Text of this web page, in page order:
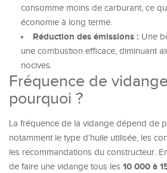
consomme moins de carburant, ce
économie à long terme.
Réduction des émissions : Une
une combustion efficace, diminuant
nocives.
Fréquence de
pourquoi ?
La fréquence de la vidange dépend de
notamment le type d’huile utilisée, les
les recommandations du constructeur.
de faire une vidange tous les 10 000 à